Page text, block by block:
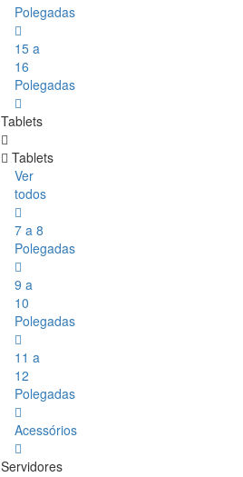
Polegadas
15 a
16
Polegadas
Tablets
Tablets
Ver
todos
7 a 8
Polegadas
9 a
10
Polegadas
11 a
12
Polegadas
Acessórios
Servidores